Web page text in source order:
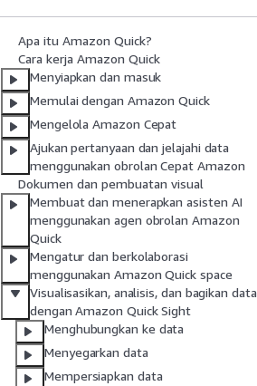
Apa itu Amazon Quick?
Cara kerja Amazon Quick
Menyiapkan dan masuk
Memulai dengan Amazon Quick
Mengelola Amazon Cepat
Ajukan pertanyaan dan jelajahi data
menggunakan obrolan Cepat Amazon
Dokumen dan pembuatan visual
Membuat dan menerapkan asisten AI
menggunakan agen obrolan Amazon
Quick
Mengatur dan berkolaborasi
menggunakan Amazon Quick space
Visualisasikan, analisis, dan bagikan data
dengan Amazon Quick Sight
Menghubungkan ke data
Menyegarkan data
Mempersiapkan data